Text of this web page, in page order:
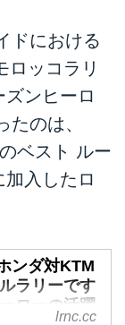
ドにおける
ロッコラリ
ンヒーロ
のは、
ベスト ルー
入したロ
ンダ対KTM
ラリーです
ローの活躍
lrnc.cc